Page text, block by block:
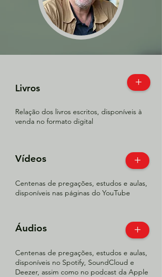
Livros
Relação dos livros escritos, disponíveis à
venda no formato digital
+
Vídeos
Centenas de pregações, estudos e aulas,
disponíveis nas páginas do YouTube
+
Áudios
Centenas de pregações, estudos e aulas,
disponíveis no Spotify, SoundCloud e
Deezer, assim como no podcast da Apple
+